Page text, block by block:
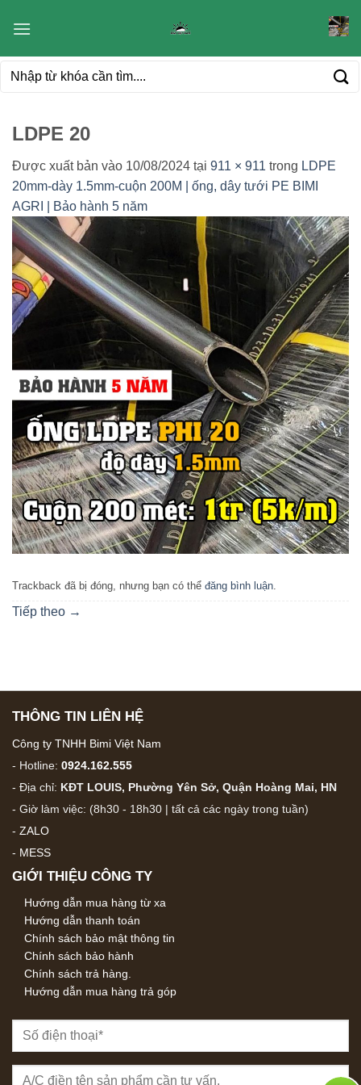
qua
dung
Tìm
LDPE 20
Được xuất bản vào 10/08/2024 tại 911 × 911 trong LDPE
20mm-dày 1.5mm-cuộn 200M | ống, dây tưới PE BIMI
AGRI | Bảo hành 5 năm
Trackback đã bị đóng, nhưng bạn có thể đăng bình luận.
Tiếp theo →
THÔNG TIN LIÊN HỆ
Công ty TNHH Bimi Việt Nam
- Hotline: 0924.162.555
- Địa chỉ: KĐT LOUIS, Phường Yên Sở, Quận Hoàng Mai, HN
- Giờ làm việc: (8h30 - 18h30 | tất cả các ngày trong tuần)
- ZALO
- MESS
GIỚI THIỆU CÔNG TY
Hướng dẫn mua hàng từ xa
Hướng dẫn thanh toán
Chính sách bảo mật thông tin
Chính sách bảo hành
Chính sách trả hàng.
Hướng dẫn mua hàng trả góp